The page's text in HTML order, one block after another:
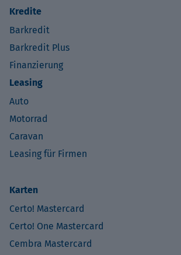
Kredite
Barkredit
Barkredit Plus
Finanzierung
Leasing
Auto
Motorrad
Caravan
Leasing für Firmen
Karten
Certo! Mastercard
Certo! One Mastercard
Cembra Mastercard